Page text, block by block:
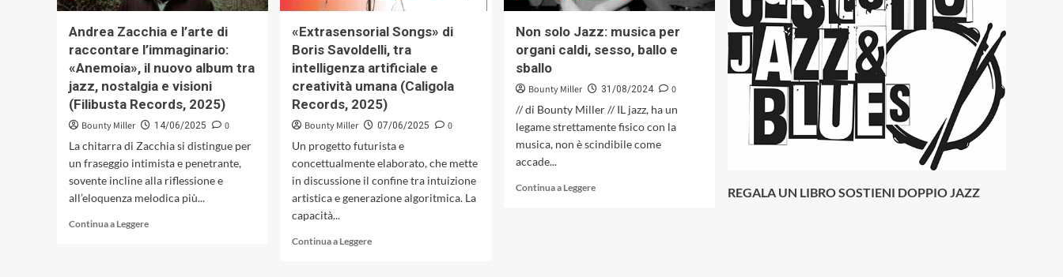
tensioni
creatività
al
contempo
Andrea Zacchia e l’arte di
raccontare l’immaginario:
«Anemoia», il nuovo album tra
jazz, nostalgia e visioni
(Filibusta Records, 2025)
Bounty Miller 14/06/2025
0
La chitarra di Zacchia si distingue per
un fraseggio intimista e penetrante,
sovente incline alla riflessione e
all’eloquenza melodica più...
Continua a LeggereLeggi
«Extrasensorial Songs» di
Boris Savoldelli, tra
intelligenza artificiale e
creatività umana (Caligola
Records, 2025)
Bounty Miller 07/06/2025
0
Un progetto futurista e
concettualmente elaborato, che mette
in discussione il confine tra intuizione
artistica e generazione algoritmica. La
capacità...
Continua a LeggereLeggi
Non solo Jazz: musica per
organi caldi, sesso, ballo e
sballo
Bounty Miller 31/08/2024
0
// di Bounty Miller // IL jazz, ha un
legame strettamente fisico con la
musica, non è scindibile come
accade...
Continua a LeggereLeggi
REGALA UN LIBRO SOSTIENI DOPPIO JAZZ